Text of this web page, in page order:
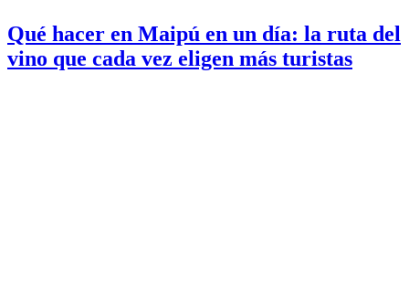
Qué hacer en Maipú en un día: la ruta del
vino que cada vez eligen más turistas